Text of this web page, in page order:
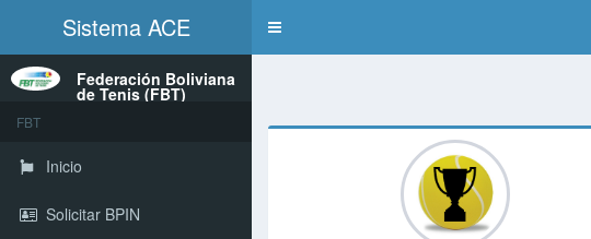
Sistema ACE
Toggle
Federación Boliviana
de Tenis (FBT)
FBT
Inicio
Solicitar BPIN